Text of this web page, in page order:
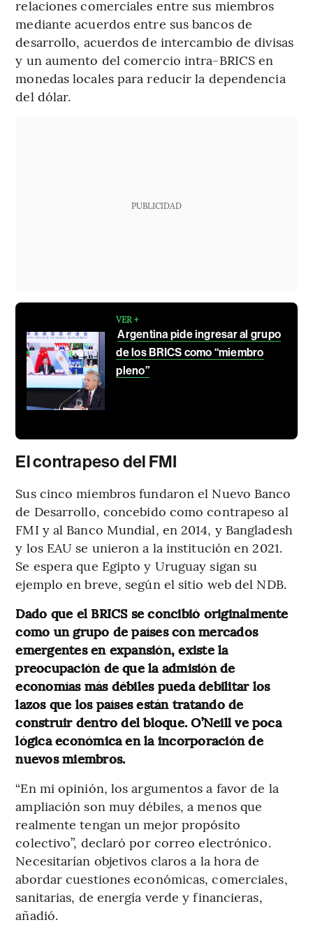
relaciones comerciales entre sus miembros
mediante acuerdos entre sus bancos de
desarrollo, acuerdos de intercambio de divisas
y un aumento del comercio intra-BRICS en
monedas locales para reducir la dependencia
del dólar.
PUBLICIDAD
VER +
Argentina pide ingresar al grupo
de los BRICS como “miembro
pleno”
El contrapeso del FMI
Sus cinco miembros fundaron el Nuevo Banco
de Desarrollo, concebido como contrapeso al
FMI y al Banco Mundial, en 2014, y Bangladesh
y los EAU se unieron a la institución en 2021.
Se espera que Egipto y Uruguay sigan su
ejemplo en breve, según el sitio web del NDB.
Dado que el BRICS se concibió originalmente
como un grupo de países con mercados
emergentes en expansión, existe la
preocupación de que la admisión de
economías más débiles pueda debilitar los
lazos que los países están tratando de
construir dentro del bloque. O’Neill ve poca
lógica económica en la incorporación de
nuevos miembros.
“En mi opinión, los argumentos a favor de la
ampliación son muy débiles, a menos que
realmente tengan un mejor propósito
colectivo”, declaró por correo electrónico.
Necesitarían objetivos claros a la hora de
abordar cuestiones económicas, comerciales,
sanitarias, de energía verde y financieras,
añadió.